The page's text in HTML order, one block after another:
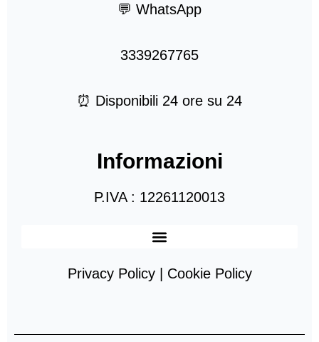
💬 WhatsApp
3339267765
⏰ Disponibili 24 ore su 24
Informazioni
P.IVA : 12261120013
Privacy Policy | Cookie Policy